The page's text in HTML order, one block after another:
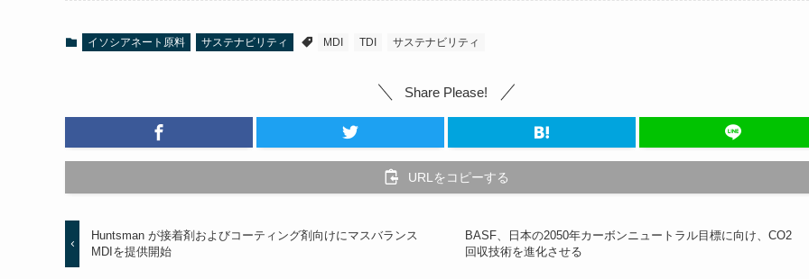
イソシアネート原料 サステナビリティ MDI TDI サステナビリティ
Share Please!
URLをコピーする
Huntsman が接着剤およびコーティング剤向けにマスバランス
MDIを提供開始
BASF、日本の2050年カーボンニュートラル目標に向け、CO2
回収技術を進化させる